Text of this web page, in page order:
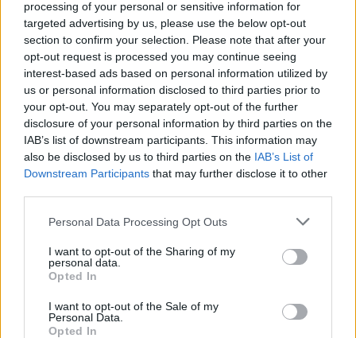
processing of your personal or sensitive information for
targeted advertising by us, please use the below opt-out
section to confirm your selection. Please note that after your
opt-out request is processed you may continue seeing
interest-based ads based on personal information utilized by
us or personal information disclosed to third parties prior to
your opt-out. You may separately opt-out of the further
disclosure of your personal information by third parties on the
IAB’s list of downstream participants. This information may
also be disclosed by us to third parties on the IAB’s List of
Downstream Participants that may further disclose it to other
Personal Data Processing Opt Outs
I want to opt-out of the Sharing of my
personal data.
Opted In
I want to opt-out of the Sale of my
Personal Data.
Opted In